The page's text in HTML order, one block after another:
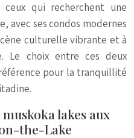
qui recherchent une
avec ses condos modernes
culturelle vibrante et à
Le choix entre ces deux
pour la tranquillité
lakes aux
the-Lake